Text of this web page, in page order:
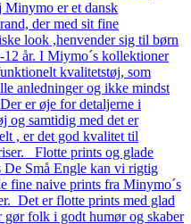
Minymo er et dansk
der med sit fine
look ,henvender sig til børn
12 år. I Miymo´s kollektioner
kvalitetstøj, som
anledninger og ikke mindst
er øje for detaljerne i
og samtidig med det er
, er det god kvalitet til
Flotte prints og glade
De Små Engle kan vi rigtig
fine naive prints fra Minymo´s
Det er flotte prints med glad
gør folk i godt humør og skaber